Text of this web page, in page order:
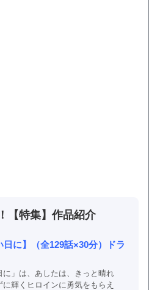
【特集】作品紹介
日に】（全129話×30分）ドラ
に」は、あしたは、きっと晴れ
輝くヒロインに勇気をもらえ